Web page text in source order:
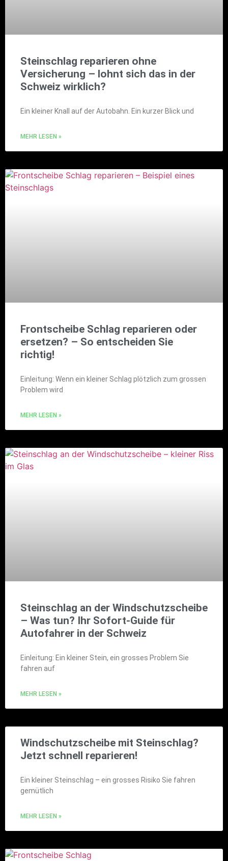
Steinschlag reparieren ohne
Versicherung – lohnt sich das in der
Schweiz wirklich?
Ein kleiner Knall auf der Autobahn. Ein kurzer Blick und
MEHR LESEN »
Frontscheibe Schlag reparieren oder
ersetzen? – So entscheiden Sie
richtig!
Einleitung: Wenn ein kleiner Schlag plötzlich zum grossen
Problem wird
MEHR LESEN »
Steinschlag an der Windschutzscheibe
– Was tun? Ihr Sofort-Guide für
Autofahrer in der Schweiz
Einleitung: Ein kleiner Stein, ein grosses Problem Sie
fahren auf
MEHR LESEN »
Windschutzscheibe mit Steinschlag?
Jetzt schnell reparieren!
Ein kleiner Steinschlag – ein grosses Risiko Sie fahren
gemütlich
MEHR LESEN »